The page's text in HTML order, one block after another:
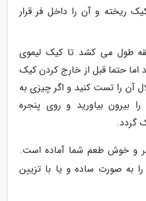
ریخته و آن را داخل فر قرار
تا 40 دقیقه طول می کشد تا کیک لیموی
اما حتما قبل از خارج کردن کیک
آن را تست کنید و اگر چیزی به
بیرون بیاورید و روی پنجره
گردد.
و خوش طعم شما آماده است.
به صورت ساده و یا با تزیین